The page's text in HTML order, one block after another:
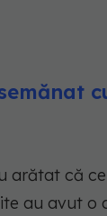
arătat că
au avut o